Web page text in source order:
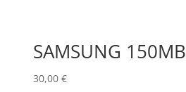
SAMSUNG 150MB
30,00€